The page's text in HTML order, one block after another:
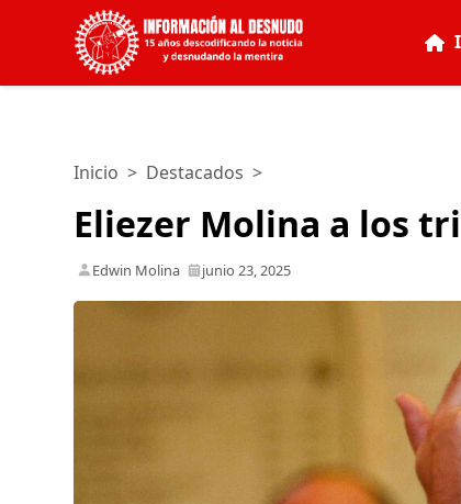
Inicio > Destacados >
Eliezer Molina a los
Edwin Molina junio 23, 2025